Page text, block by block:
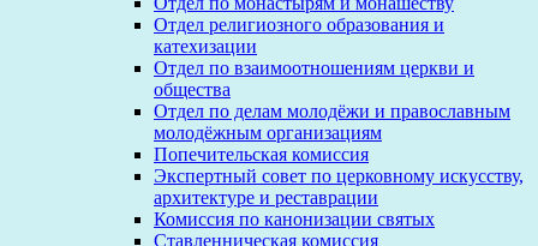
Отдел религиозного образования и
катехизации
Отдел по взаимоотношениям церкви и
общества
Отдел по делам молодёжи и православным
молодёжным организациям
Попечительская комиссия
Экспертный совет по церковному искусству,
архитектуре и реставрации
Комиссия по канонизации святых
Ставленническая комиссия